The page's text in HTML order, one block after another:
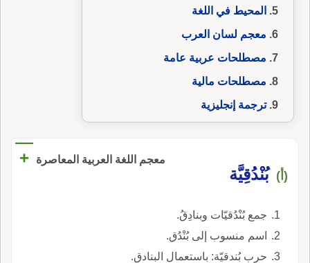
المحيط في اللغة
معجم لسان العرب
مصطلحات عربية عامة
مصطلحات مالية
ترجمة إنجليزية
معجم اللغة العربية المعاصرة +
(أ) بُنْدُقِيَّة
جمع بُنْدُقيّات وبنادِقُ.
اسم منسوب إلى بُنْدُق.
حرب بُندقيّة: باستعمال البنادق.